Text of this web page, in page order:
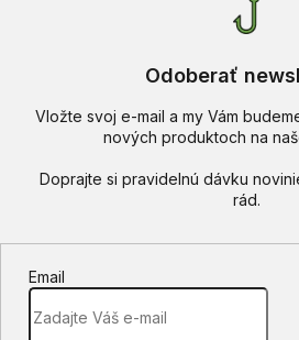
Odoberať
Vložte svoj e-mail a my Vám
nových produktoch na
Email